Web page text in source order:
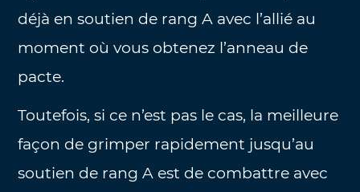
déjà en soutien de rang A avec l’allié au
moment où vous obtenez l’anneau de
pacte.
Toutefois, si ce n’est pas le cas, la meilleure
façon de grimper rapidement jusqu’au
soutien de rang A est de combattre avec